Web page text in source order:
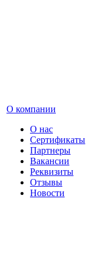
О компании
О нас
Сертификаты
Партнеры
Вакансии
Реквизиты
Отзывы
Новости